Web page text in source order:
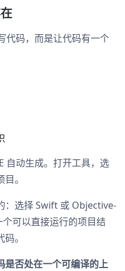
代码，而是让代码有一个
自动生成。打开工具，选
。
：选择 Swift 或 Objective-
可以直接运行的项目结
。
是否处在一个可编译的上